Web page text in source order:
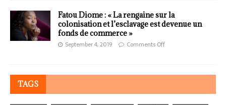
Fatou Diome : « La rengaine sur la
colonisation et l’esclavage est devenue un
fonds de commerce »
September 4, 2019 Comments Off
TAGS